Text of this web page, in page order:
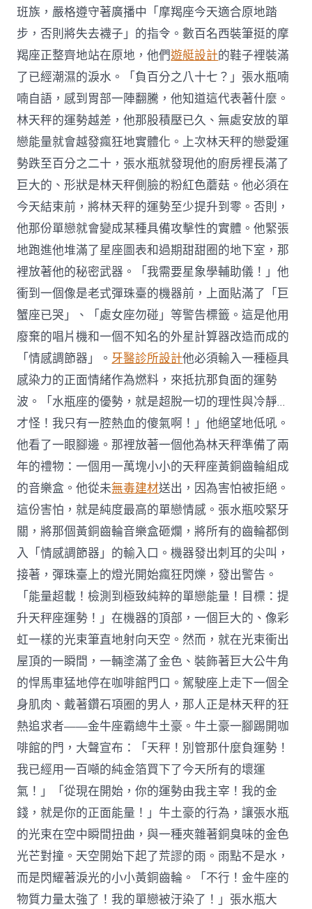
班族，嚴格遵守著廣播中「摩羯座今天適合原地踏
步，否則將失去襪子」的指令。數百名西裝筆挺的摩
羯座正整齊地站在原地，他們遊艇設計的鞋子裡裝滿
了已經潮濕的淚水。「負百分之八十七？」張水瓶喃
喃自語，感到胃部一陣翻騰，他知道這代表著什麼。
林天秤的運勢越差，他那股積壓已久、無處安放的單
戀能量就會越發瘋狂地實體化。上次林天秤的戀愛運
勢跌至百分之二十，張水瓶就發現他的廚房裡長滿了
巨大的、形狀是林天秤側臉的粉紅色蘑菇。他必須在
今天結束前，將林天秤的運勢至少提升到零。否則，
他那份單戀就會變成某種具備攻擊性的實體。他緊張
地跑進他堆滿了星座圖表和過期甜甜圈的地下室，那
裡放著他的秘密武器。「我需要星象學輔助儀！」他
衝到一個像是老式彈珠臺的機器前，上面貼滿了「巨
蟹座已哭」、「處女座勿碰」等警告標籤。這是他用
廢棄的唱片機和一個不知名的外星計算器改造而成的
「情感調節器」。 牙醫診所設計他必須輸入一種極具
感染力的正面情緒作為燃料，來抵抗那負面的運勢
波。「水瓶座的優勢，就是超脫一切的理性與冷靜…
才怪！我只有一腔熱血的傻氣啊！」他絕望地低吼。
他看了一眼腳邊。那裡放著一個他為林天秤準備了兩
年的禮物：一個用一萬塊小小的天秤座黃銅齒輪組成
的音樂盒。他從未無毒建材送出，因為害怕被拒絕。
這份害怕，就是純度最高的單戀情感。張水瓶咬緊牙
關，將那個黃銅齒輪音樂盒砸爛，將所有的齒輪都倒
入「情感調節器」的輸入口。機器發出刺耳的尖叫，
接著，彈珠臺上的燈光開始瘋狂閃爍，發出警告。
「能量超載！檢測到極致純粹的單戀能量！目標：提
升天秤座運勢！」在機器的頂部，一個巨大的、像彩
虹一樣的光束筆直地射向天空。然而，就在光束衝出
屋頂的一瞬間，一輛塗滿了金色、裝飾著巨大公牛角
的悍馬車猛地停在咖啡館門口。駕駛座上走下一個全
身肌肉、戴著鑽石項圈的男人，那人正是林天秤的狂
熱追求者——金牛座霸總牛土豪。牛土豪一腳踢開咖
啡館的門，大聲宣布：「天秤！別管那什麼負運勢！
我已經用一百噸的純金箔買下了今天所有的壞運
氣！」「從現在開始，你的運勢由我主宰！我的金
錢，就是你的正面能量！」牛土豪的行為，讓張水瓶
的光束在空中瞬間扭曲，與一種夾雜著銅臭味的金色
光芒對撞。天空開始下起了荒謬的雨。雨點不是水，
而是閃耀著淚光的小小黃銅齒輪。「不行！金牛座的
物質力量太強了！我的單戀被汙染了！」張水瓶大